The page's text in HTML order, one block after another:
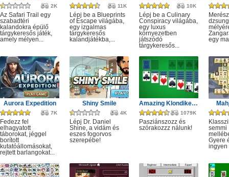
2K
Az Safari Trail egy
szabadtéri
kalandokra épülő
tárgykeresős játék,
amely mélyen...
11K
Lépj be a Blueprints
of Escape világába,
egy izgalmas
tárgykeresős
kalandjátékba,...
10K
Lépj be a Culinary
Conspiracy világába,
egy luxus
környezetben
játszódó
tárgykeresős...
egy
Aurora Expedition
7K
Fedezz fel
elhagyatott
táborokat, jéggel
borított
kutatóállomásokat,
rejtett barlangokat...
Shiny Smile
4K
Lépj Dr. Daniel
Shine, a vidám és
eszes fogorvos
szerepébe!
Amazing Klondike Solitaire
1079K
Pasziánszozz és
szórakozzz nálunk!
semmi
Gyere
ingyen